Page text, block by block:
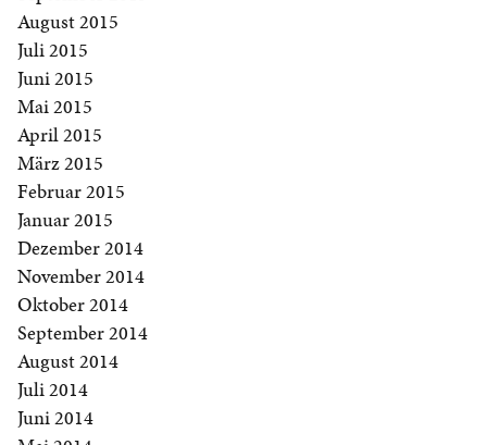
August 2015
Juli 2015
Juni 2015
Mai 2015
April 2015
März 2015
Februar 2015
Januar 2015
Dezember 2014
November 2014
Oktober 2014
September 2014
August 2014
Juli 2014
Juni 2014